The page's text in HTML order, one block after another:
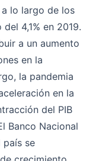
lo largo de los
4,1% en 2019.
a un aumento
en la
la pandemia
en la
del PIB
Banco Nacional
país se